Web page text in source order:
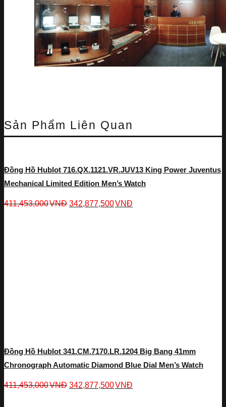
Sản Phẩm Liên Quan
Đồng Hồ Hublot 716.QX.1121.VR.JUV13 King Power Juventus
Mechanical Limited Edition Men’s Watch
411,453,000VNĐ 342,877,500VNĐ
Đồng Hồ Hublot 341.CM.7170.LR.1204 Big Bang 41mm
Chronograph Automatic Diamond Blue Dial Men’s Watch
411,453,000VNĐ 342,877,500VNĐ